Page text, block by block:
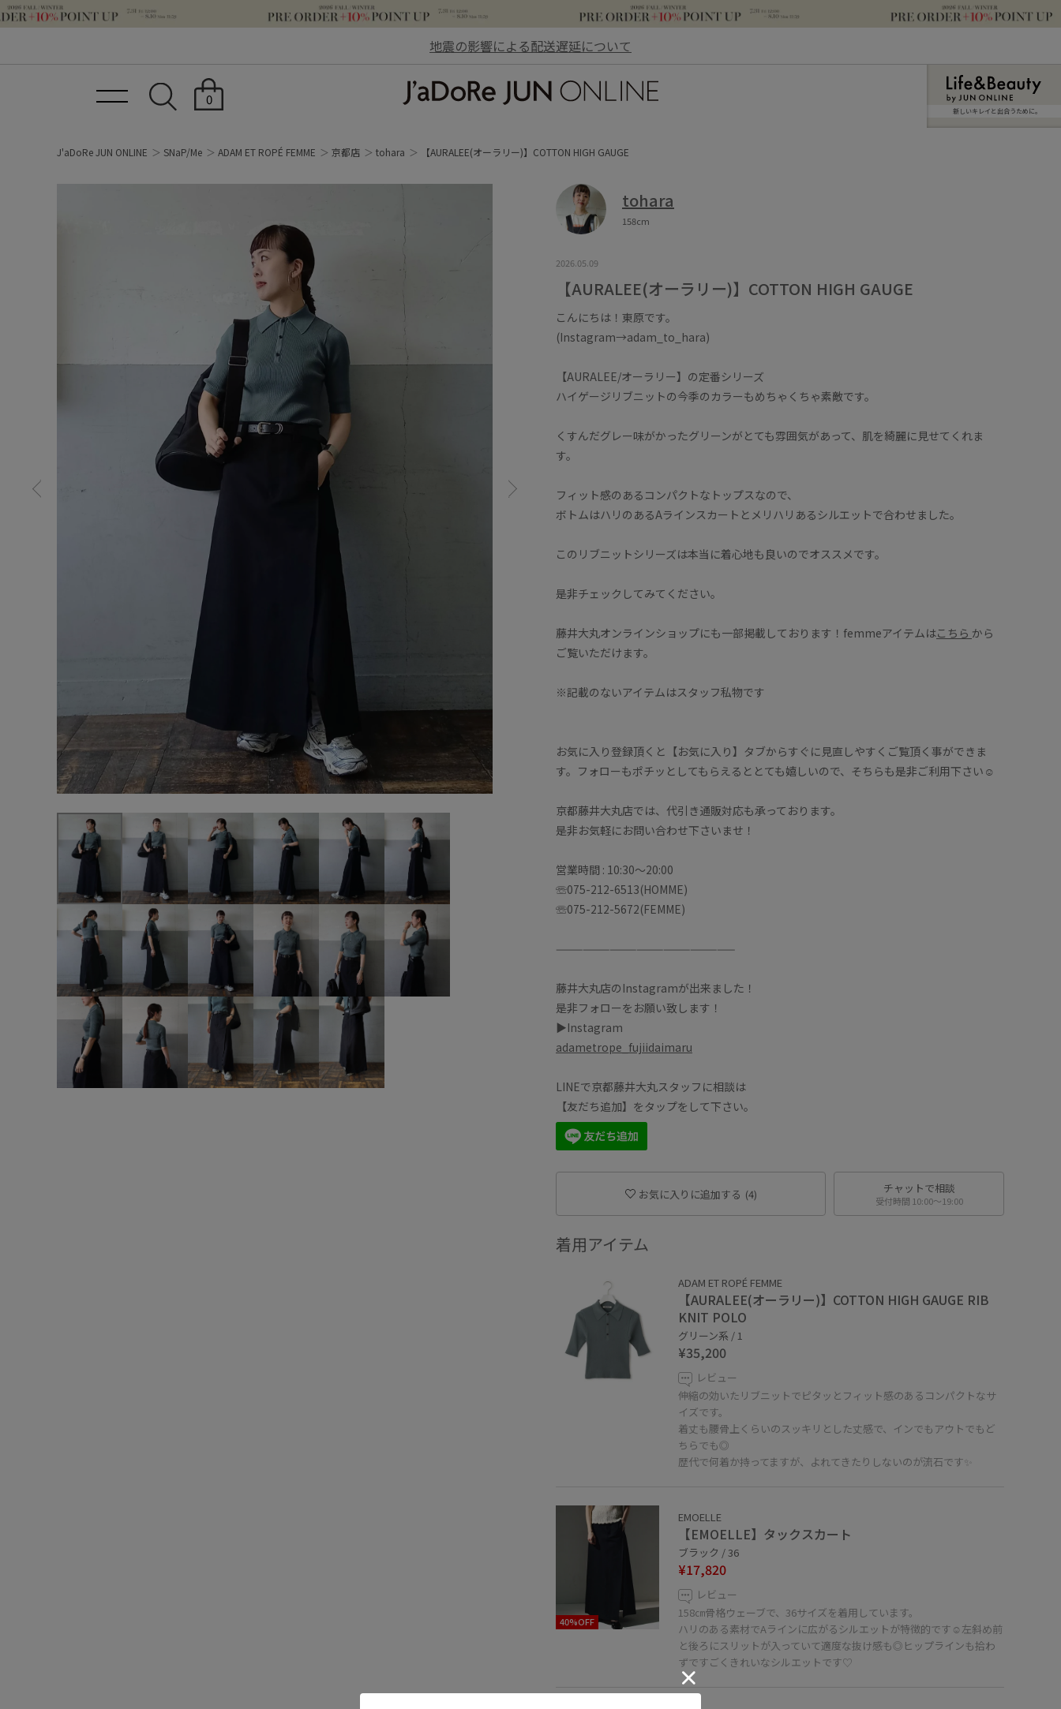
地震の影響による配送遅延について
0
新しいキレイと出合うために。
J'aDoRe JUN ONLINE SNaP/Me ADAM ET ROPÉ FEMME 京都店 tohara 【AURALEE(オーラリー)】COTTON HIGH GAUGE
tohara
158cm
2026.05.09
【AURALEE(オーラリー)】COTTON HIGH GAUGE
こんにちは！東原です。
(Instagram→adam_to_hara)
【AURALEE/オーラリー】の定番シリーズ
ハイゲージリブニットの今季のカラーもめちゃくちゃ素敵です。
くすんだグレー味がかったグリーンがとても雰囲気があって、肌を綺麗に見せてくれま
す。
フィット感のあるコンパクトなトップスなので、
ボトムはハリのあるAラインスカートとメリハリあるシルエットで合わせました。
このリブニットシリーズは本当に着心地も良いのでオススメです。
是非チェックしてみてください。
藤井大丸オンラインショップにも一部掲載しております！femmeアイテムはこちら から
ご覧いただけます。
※記載のないアイテムはスタッフ私物です
お気に入り登録頂くと【お気に入り】タブからすぐに見直しやすくご覧頂く事ができま
す。フォローもポチッとしてもらえるととても嬉しいので、そちらも是非ご利用下さい☺️
京都藤井大丸店では、代引き通販対応も承っております。
是非お気軽にお問い合わせ下さいませ！
営業時間 : 10:30〜20:00
☏︎075-212-6513(HOMME)
☏︎075-212-5672(FEMME)
————————————————————
藤井大丸店のInstagramが出来ました！
是非フォローをお願い致します！
▶︎Instagram
adametrope_fujiidaimaru
LINEで京都藤井大丸スタッフに相談は
【友だち追加】をタップをして下さい。
お気に入りに追加する (4) チャットで相談
受付時間 10:00〜19:00
着用アイテム
ADAM ET ROPÉ FEMME
【AURALEE(オーラリー)】COTTON HIGH GAUGE RIB
KNIT POLO
グリーン系 / 1
¥35,200
レビュー
伸縮の効いたリブニットでピタッとフィット感のあるコンパクトなサ
イズです。
着丈も腰骨上くらいのスッキリとした丈感で、インでもアウトでもど
ちらでも◎
歴代で何着か持ってますが、よれてきたりしないのが流石です✨
40%OFF
EMOELLE
【EMOELLE】タックスカート
ブラック / 36
¥17,820
レビュー
158㎝骨格ウェーブで、36サイズを着用しています。
ハリのある素材でAラインに広がるシルエットが特徴的です☺️左斜め前
と後ろにスリットが入っていて適度な抜け感も◎ヒップラインも拾わ
ずですごくきれいなシルエットです♡